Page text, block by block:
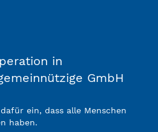
in
GmbH
ein, dass alle Menschen
haben.